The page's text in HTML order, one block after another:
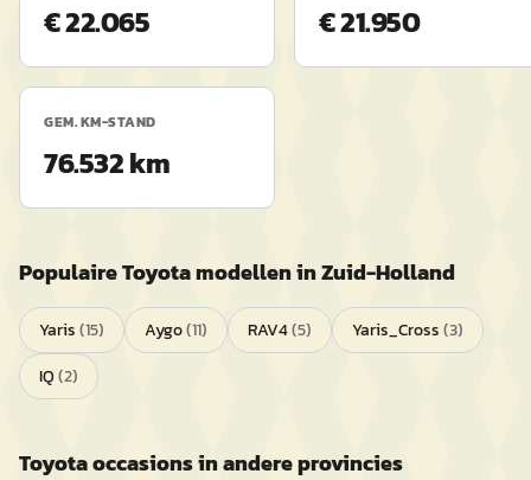
€ 22.065 € 21.950
GEM. KM-STAND
76.532 km
PopulaireToyotamodellen inZuid-Holland
Yaris(15) Aygo(11) RAV4(5) Yaris_Cross(3)
IQ(2)
Toyotaoccasions in andere provincies